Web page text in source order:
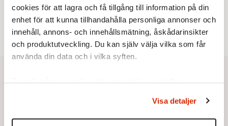
cookies för att lagra och få tillgång till information på din
enhet för att kunna tillhandahålla personliga annonser och
innehåll, annons- och innehållsmätning, åskådarinsikter
och produktutveckling. Du kan själv välja vilka som får
använda din data och i vilka syften.
Ta reda på mer om hur dina personliga uppgifter
Du kan ändra eller dra tillbaka ditt samtycke när som
helst från cookie-förklaringen.
Visa detaljer
6.Johan Hakelius:DN-rubriken visar vad som sägs
mellan raderna